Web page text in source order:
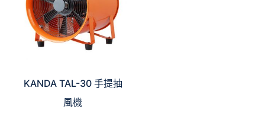
KANDA TAL-30 手提抽
風機